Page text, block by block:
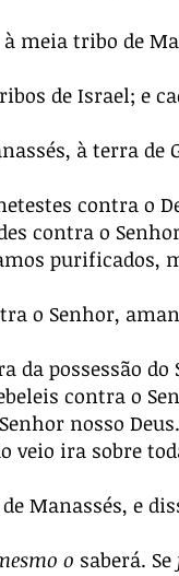
meia tribo de
de Israel; e
à terra de
contra o
contra o
purificados,
o Senhor,
possessão do
contra o
nosso Deus.
veio ira sobre
Manassés, e
o saberá. Se